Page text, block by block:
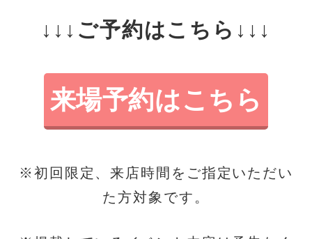
↓↓↓ご予約はこちら↓↓↓
来場予約はこちら
※初回限定、来店時間をご指定いただい
た方対象です。